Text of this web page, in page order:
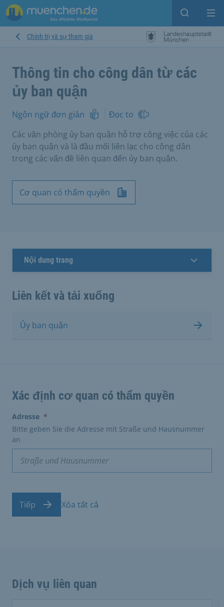
Open
Chính trị và sự tham gia
Thông tin cho công dân từ các
ủy ban quận
Ngôn ngữ đơn giản
Đọc to
Các văn phòng ủy ban quận hỗ trợ công việc của các
ủy ban quận và là đầu mối liên lạc cho công dân
trong các vấn đề liên quan đến ủy ban quận.
Cơ quan có thẩm quyền
Nội dung trang
Liên kết và tải xuống
Ủy ban quận
Xác định cơ quan có thẩm quyền
Adresse *
Bitte geben Sie die Adresse mit Straße und Hausnummer
an
Tiếp Xóa tất cả
Dịch vụ liên quan